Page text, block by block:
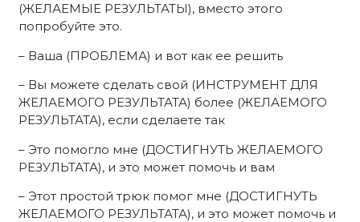
(ЖЕЛАЕМЫЕ РЕЗУЛЬТАТЫ), вместо этого
попробуйте это.
– Ваша (ПРОБЛЕМА) и вот как ее решить
– Вы можете сделать свой (ИНСТРУМЕНТ ДЛЯ
ЖЕЛАЕМОГО РЕЗУЛЬТАТА) более (ЖЕЛАЕМОГО
РЕЗУЛЬТАТА), если сделаете так
– Это помогло мне (ДОСТИГНУТЬ ЖЕЛАЕМОГО
РЕЗУЛЬТАТА), и это может помочь и вам
– Этот простой трюк помог мне (ДОСТИГНУТЬ
ЖЕЛАЕМОГО РЕЗУЛЬТАТА), и это может помочь и